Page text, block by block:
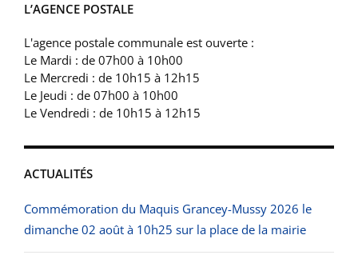
L’AGENCE POSTALE
L'agence postale communale est ouverte :
Le Mardi : de 07h00 à 10h00
Le Mercredi : de 10h15 à 12h15
Le Jeudi : de 07h00 à 10h00
Le Vendredi : de 10h15 à 12h15
ACTUALITÉS
Commémoration du Maquis Grancey-Mussy 2026 le
dimanche 02 août à 10h25 sur la place de la mairie